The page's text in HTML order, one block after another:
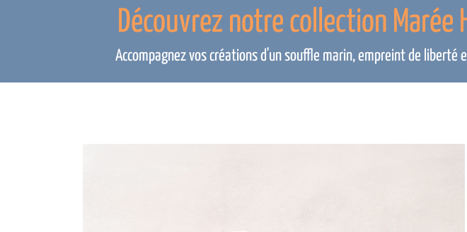
Découvrez notre collection Marée
Accompagnez vos créations d'un souffle marin, empreint de liberté